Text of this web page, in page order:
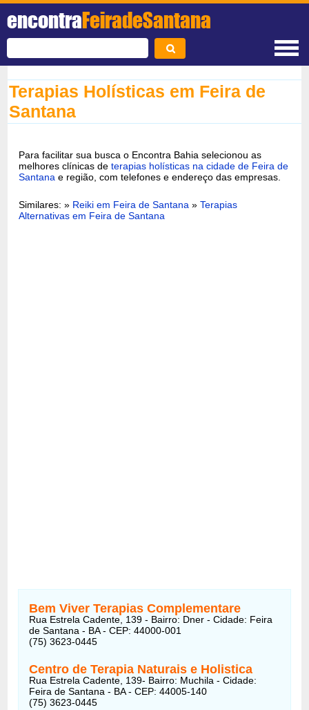
encontraFeiradeSantana
Terapias Holísticas em Feira de
Santana
Para facilitar sua busca o Encontra Bahia selecionou as
melhores clínicas deterapias holísticas na cidade de Feira de
Santana e região, com telefones e endereço das empresas.
Similares: » Reiki em Feira de Santana »Terapias
Alternativas em Feira de Santana
Bem Viver Terapias Complementare
Rua Estrela Cadente, 139 - Bairro: Dner - Cidade: Feira
de Santana - BA - CEP: 44000-001
(75) 3623-0445
Centro de Terapia Naturais e Holistica
Rua Estrela Cadente, 139- Bairro: Muchila - Cidade:
Feira de Santana - BA - CEP: 44005-140
(75) 3623-0445